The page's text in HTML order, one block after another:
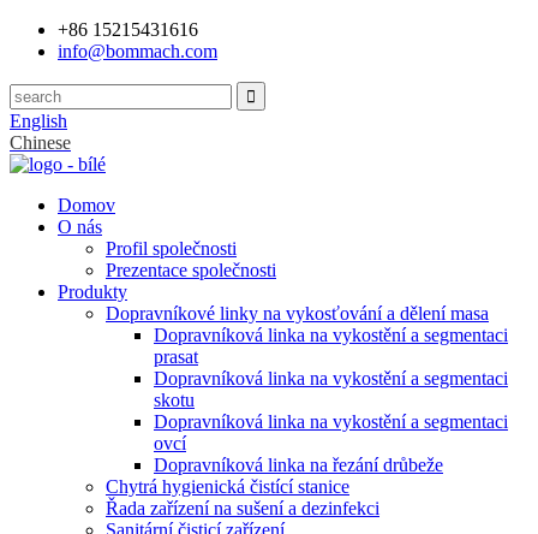
+86 15215431616
info@bommach.com
English
Chinese
Domov
O nás
Profil společnosti
Prezentace společnosti
Produkty
Dopravníkové linky na vykosťování a dělení masa
Dopravníková linka na vykostění a segmentaci
prasat
Dopravníková linka na vykostění a segmentaci
skotu
Dopravníková linka na vykostění a segmentaci
ovcí
Dopravníková linka na řezání drůbeže
Chytrá hygienická čistící stanice
Řada zařízení na sušení a dezinfekci
Sanitární čisticí zařízení